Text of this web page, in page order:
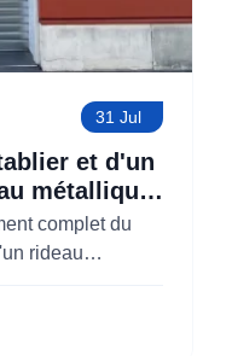
31 Jul
et d'un
métallique
Center)
complet du
rideau